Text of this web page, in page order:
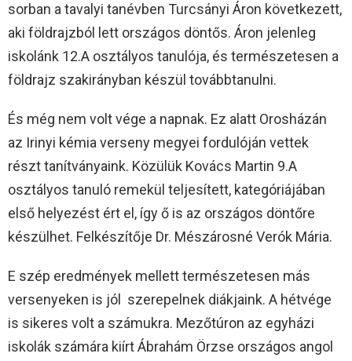
sorban a tavalyi tanévben Turcsányi Áron következett,
aki földrajzból lett országos döntős. Áron jelenleg
iskolánk 12.A osztályos tanulója, és természetesen a
földrajz szakirányban készül továbbtanulni.
És még nem volt vége a napnak. Ez alatt Orosházán
az Irinyi kémia verseny megyei fordulóján vettek
részt tanítványaink. Közülük Kovács Martin 9.A
osztályos tanuló remekül teljesített, kategóriájában
első helyezést ért el, így ő is az országos döntőre
készülhet. Felkészítője Dr. Mészárosné Verók Mária.
E szép eredmények mellett természetesen más
versenyeken is jól szerepelnek diákjaink. A hétvége
is sikeres volt a számukra. Mezőtúron az egyházi
iskolák számára kiírt Ábrahám Örzse országos angol